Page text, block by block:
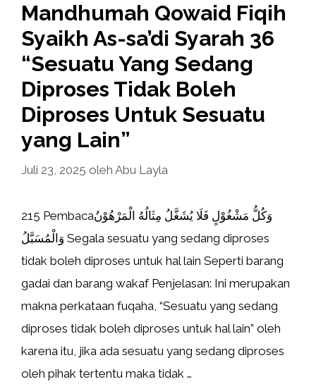
Mandhumah Qowaid Fiqih
Syaikh As-sa’di Syarah 36
“Sesuatu Yang Sedang
Diproses Tidak Boleh
Diproses Untuk Sesuatu
yang Lain”
Juli 23, 2025 oleh Abu Layla
215 Pembacaوَكُلُّ مَشْغُوْلٍ فَلَا يُشَغَّلُ مِثَالُهُ الْمَرْهُوْنُ
وَالْمُسَبَّلُ Segala sesuatu yang sedang diproses
tidak boleh diproses untuk hal lain Seperti barang
gadai dan barang wakaf Penjelasan: Ini merupakan
makna perkataan fuqaha, “Sesuatu yang sedang
diproses tidak boleh diproses untuk hal lain” oleh
karena itu, jika ada sesuatu yang sedang diproses
oleh pihak tertentu maka tidak …